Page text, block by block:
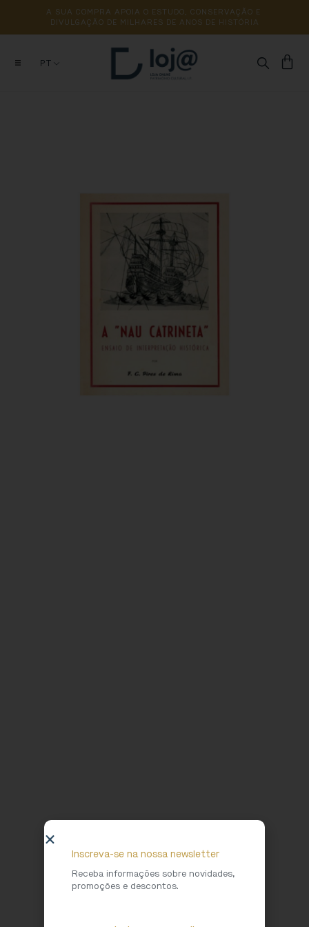
A SUA COMPRA APOIA O ESTUDO, CONSERVAÇÃO E
DIVULGAÇÃO DE MILHARES DE ANOS DE HISTÓRIA
PT
Inscreva-se na nossa newsletter
Receba informações sobre novidades,
promoções e descontos.